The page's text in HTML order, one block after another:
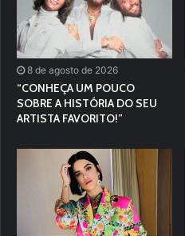
8 de agosto de 2026
“CONHEÇA UM POUCO
SOBRE A HISTÓRIA DO SEU
ARTISTA FAVORITO!”